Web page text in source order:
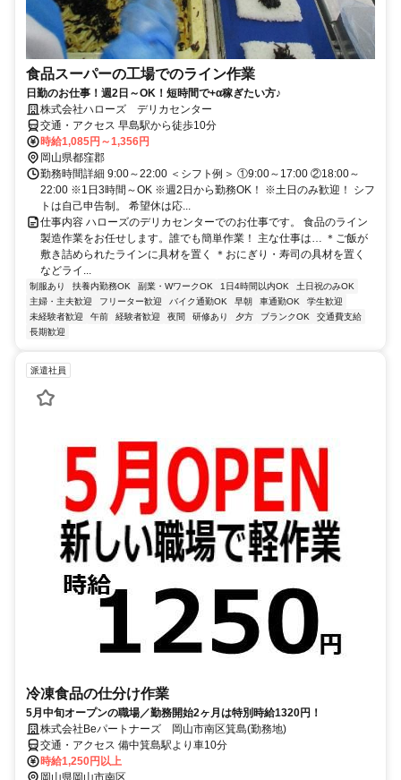
食品スーパーの工場でのライン作業
日勤のお仕事！週2日～OK！短時間で+α稼ぎたい方♪
株式会社ハローズ デリカセンター
交通・アクセス 早島駅から徒歩10分
時給1,085円～1,356円
岡山県都窪郡
勤務時間詳細 9:00～22:00 ＜シフト例＞ ①9:00～17:00 ②18:00～
22:00 ※1日3時間～OK ※週2日から勤務OK！ ※土日のみ歓迎！ シフ
トは自己申告制。 希望休は応...
仕事内容 ハローズのデリカセンターでのお仕事です。 食品のライン
製造作業をお任せします。誰でも簡単作業！ 主な仕事は… ＊ご飯が
敷き詰められたラインに具材を置く ＊おにぎり・寿司の具材を置く
などライ...
制服あり 扶養内勤務OK 副業・WワークOK 1日4時間以内OK
土日祝のみOK
主婦・主夫歓迎
フリーター歓迎 バイク通勤OK 早朝 車通勤OK
学生歓迎
未経験者歓迎
午前 経験者歓迎 夜間 研修あり 夕方 ブランクOK
交通費支給
長期歓迎
派遣社員
冷凍食品の仕分け作業
5月中旬オープンの職場／勤務開始2ヶ月は特別時給1320円！
株式会社Beパートナーズ 岡山市南区箕島(勤務地)
交通・アクセス 備中箕島駅より車10分
時給1,250円以上
岡山県岡山市南区